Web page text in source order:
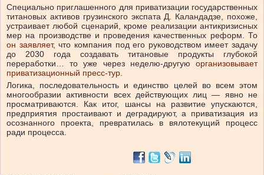
Специально приглашенного для приватизации государственных
титановых активов грузинского экспата Д. Каландадзе, похоже,
устраивает любой сценарий, кроме реализации антикризисных
мер на производстве и проведения качественных реформ. То
он заявляет, что компания под его руководством имеет задачу
до 2030 года создавать титановые продукты глубокой
переработки… то уже через неделю-другую организовывает
приватизационный пресс-тур
Логика, последовательность и единство целей во всем этом
многообразии активности всех действующих лиц — явно не
просматриваются. Как итог, шансы на развитие упускаются,
предприятия простаивают и деградируют, а приватизация из
осознанного проекта, превратилась в вялотекущий процесс
ради процесса.